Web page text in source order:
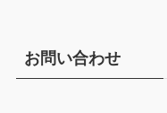
お問い合わせ